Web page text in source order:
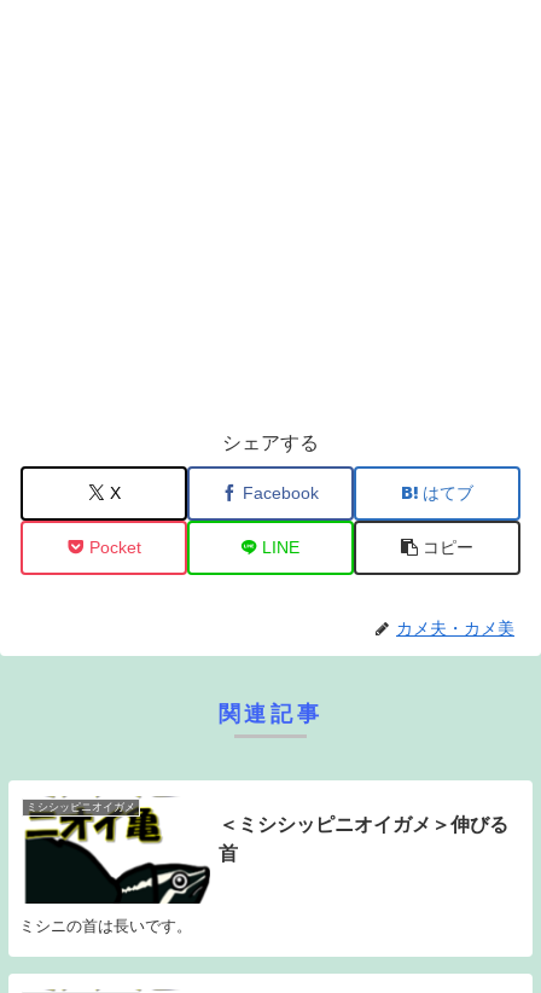
シェアする
X Facebook はてブ
Pocket LINE コピー
カメ夫・カメ美
関連記事
ミシシッピニオイガメ
＜ミシシッピニオイガメ＞伸びる
首
ミシニの首は長いです。